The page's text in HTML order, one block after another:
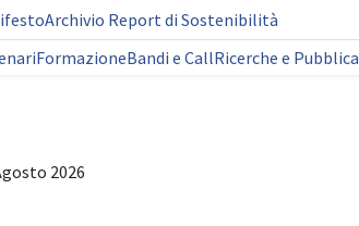
Archivio Report di Sostenibilità
FormazioneBandi e CallRicerche e
2026